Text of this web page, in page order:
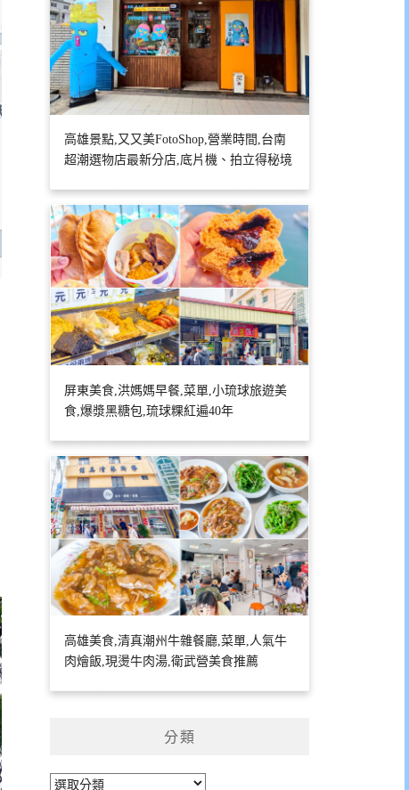
高雄景點,又又美FotoShop,營業時間,台南
超潮選物店最新分店,底片機、拍立得秘境
屏東美食,洪媽媽早餐,菜單,小琉球旅遊美
食,爆漿黑糖包,琉球粿紅遍40年
高雄美食,清真潮州牛雜餐廳,菜單,人氣牛
肉燴飯,現燙牛肉湯,衛武營美食推薦
分類
分